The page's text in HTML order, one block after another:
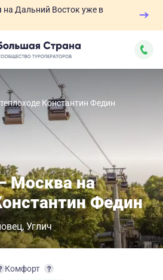
на Дальний Восток уже в
Константин Федин
Москва на
Федин
Углич
Комфорт